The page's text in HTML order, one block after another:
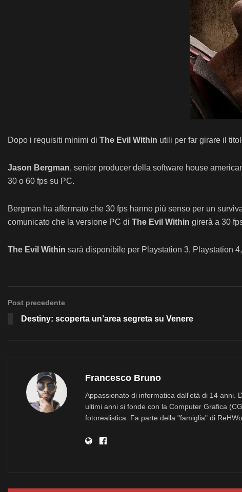
Dopo i requisiti minimi di The Evil Within utili per far girare il
Jason Bergman, senior producer della software house
30 o 60 fps su PC.
Bergman ha affermato che 30 fps hanno più senso per un
comunicato che la versione PC di The Evil Within girerà a 30
The Evil Within sarà disponibile per Playstation 3, Playstation
Post precedente
Destiny: scoperta un’area segreta su Venere
Francesco Bruno
Appassionato di informatica dall'età di 14 anni.
ultimi anni si fonde con la Computer Grafica
fotorealistica. Fa parte della "famiglia" di